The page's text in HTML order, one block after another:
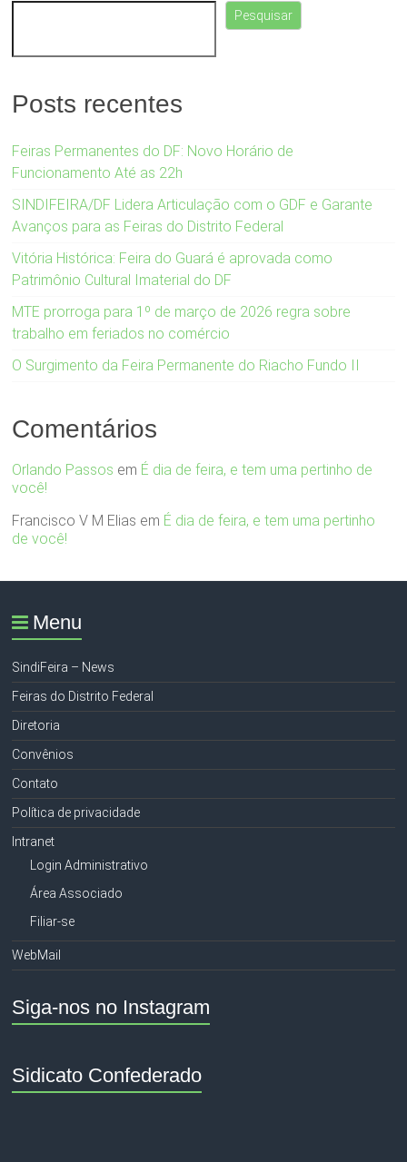
Pesquisar
Posts recentes
Feiras Permanentes do DF: Novo Horário de
Funcionamento Até as 22h
SINDIFEIRA/DF Lidera Articulação com o GDF e Garante
Avanços para as Feiras do Distrito Federal
Vitória Histórica: Feira do Guará é aprovada como
Patrimônio Cultural Imaterial do DF
MTE prorroga para 1º de março de 2026 regra sobre
trabalho em feriados no comércio
O Surgimento da Feira Permanente do Riacho Fundo II
Comentários
Orlando Passos em É dia de feira, e tem uma pertinho de
você!
Francisco V M Elias em É dia de feira, e tem uma pertinho
de você!
Menu
SindiFeira – News
Feiras do Distrito Federal
Diretoria
Convênios
Contato
Política de privacidade
Intranet
Login Administrativo
Área Associado
Filiar-se
WebMail
Siga-nos no Instagram
Sidicato Confederado